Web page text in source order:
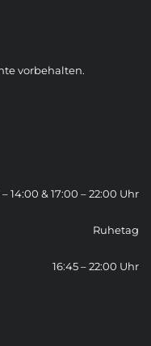
vorbehalten.
– 14:00 & 17:00 – 22:00 Uhr
Ruhetag
16:45 – 22:00 Uhr